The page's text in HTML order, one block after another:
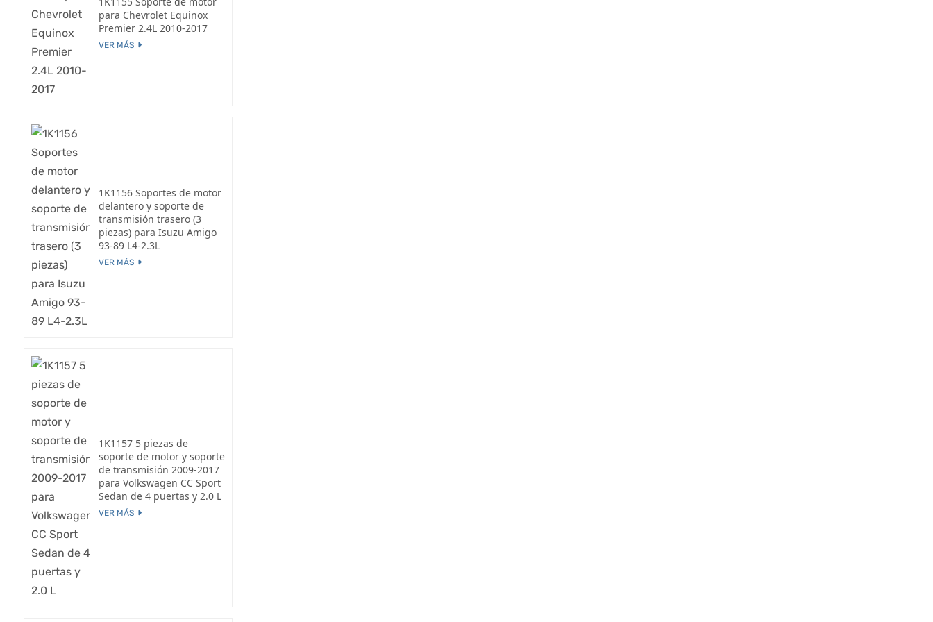
para Chevrolet Equinox
Premier 2.4L 2010-2017
VER MÁS
1K1156 Soportes de motor
delantero y soporte de
transmisión trasero (3
piezas) para Isuzu Amigo
93-89 L4-2.3L
VER MÁS
1K1157 5 piezas de
soporte de motor y soporte
de transmisión 2009-2017
para Volkswagen CC Sport
Sedan de 4 puertas y 2.0 L
VER MÁS